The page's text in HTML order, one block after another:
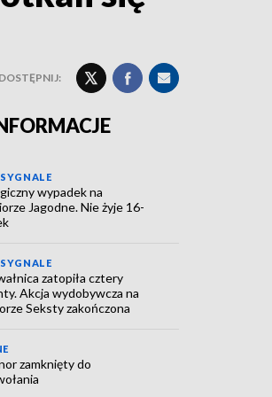
wypadek na
Jagodne. Nie żyje 16-
zatopiła cztery
Akcja wydobywcza na
Seksty zakończona
zamknięty do